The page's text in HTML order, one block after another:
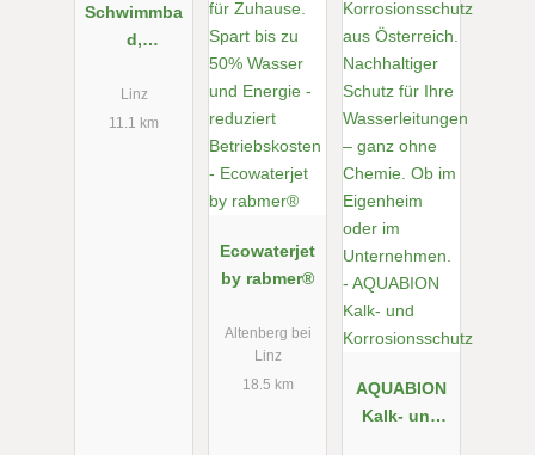
Schwimmba
d,
d Chemie,
Schwimmba
Linz
11.1 km
Ecowaterjet
by rabmer®
Altenberg bei
Linz
18.5 km
AQUABION
Kalk- und